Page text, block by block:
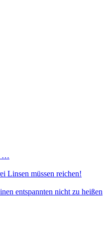
…
Linsen müssen reichen!
entspannten nicht zu heißen